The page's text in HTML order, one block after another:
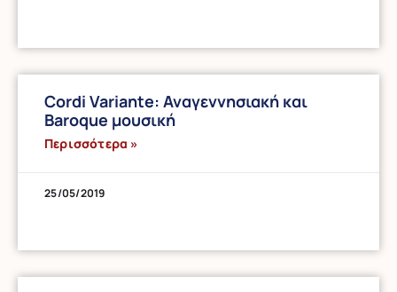
Cordi Variante: Αναγεννησιακή και
Baroque μουσική
Περισσότερα »
25/05/2019